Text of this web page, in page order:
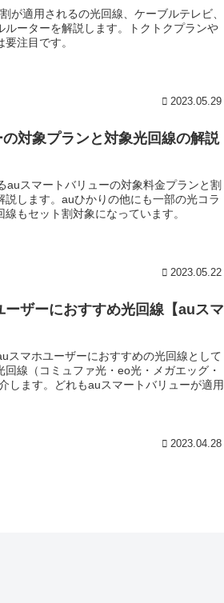
が適用されるの光回線、ケーブルテレビ、
ルーターを解説します。トクトクプランや
注目です。
2023.05.29
対象プランと対象光回線の解説
auスマートバリューの対象料金プランと割
説します。auひかりの他にも一部の光コラ
もセット割対象になっています。
2023.05.22
ザーにおすすめ光回線【auスマ
スマホユーザーにおすすめの光回線として
回線（コミュファ光・eo光・メガエッグ・
します。どれもauスマートバリューが適用
2023.04.28